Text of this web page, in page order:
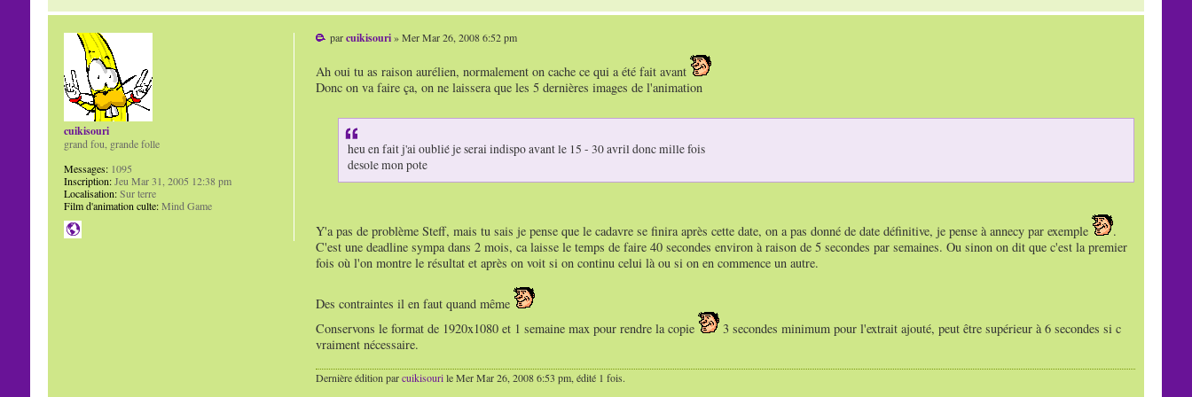
parcuikisouri» Mer Mar 26, 2008 6:52 pm
Ah oui tu as raison aurélien, normalement on cache ce qui a été fait avant
Donc on va faire ça, on ne laissera que les 5 dernières images de l'animation
heu en fait j'ai oublié je serai indispo avant le 15 - 30 avril donc mille fois
desole mon pote
Y'a pas de problème Steff, mais tu sais je pense que le cadavre se finira après cette date, on a pas donné de date définitive, je pense à annecy par exemple
.
C'est une deadline sympa dans 2 mois, ca laisse le temps de faire 40 secondes environ à raison de 5 secondes par semaines. Ou sinon on dit que c'est la premier
fois où l'on montre le résultat et après on voit si on continu celui là ou si on en commence un autre.
Des contraintes il en faut quand même
Conservons le format de 1920x1080 et 1 semaine max pour rendre la copie
3 secondes minimum pour l'extrait ajouté, peut être supérieur à 6 secondes si c
vraiment nécessaire.
Dernière édition parcuikisourile Mer Mar 26, 2008 6:53 pm, édité 1 fois.
cuikisouri
grand fou, grande folle
Messages:1095
Inscription:Jeu Mar 31, 2005 12:38 pm
Localisation:Sur terre
Film d'animation culte:Mind Game